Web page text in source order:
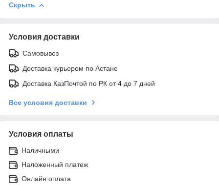
Скрыть
Условия доставки
Самовывоз
Доставка курьером по Астане
Доставка КазПочтой по РК от 4 до 7 дней
Все условия доставки
Условия оплаты
Наличными
Наложенный платеж
Онлайн оплата